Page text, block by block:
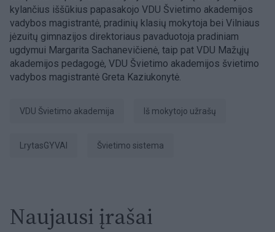
kylančius iššūkius papasakojo VDU Švietimo akademijos
vadybos magistrantė, pradinių klasių mokytoja bei Vilniaus
jėzuitų gimnazijos direktoriaus pavaduotoja pradiniam
ugdymui Margarita Sachanevičienė, taip pat VDU Mažųjų
akademijos pedagogė, VDU Švietimo akademijos švietimo
vadybos magistrantė Greta Kaziukonytė.
VDU Švietimo akademija Iš mokytojo užrašų
LrytasGYVAI švietimo sistema
Naujausi įrašai